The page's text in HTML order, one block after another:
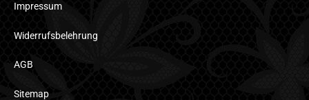
Impressum
Widerrufsbelehrung
AGB
Sitemap